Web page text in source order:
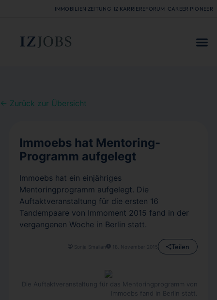
IMMOBILIEN ZEITUNG IZ KARRIEREFORUM CAREER PIONEER
← Zurück zur Übersicht
Immoebs hat Mentoring-
Programm aufgelegt
Immoebs hat ein einjähriges
Mentoringprogramm aufgelegt. Die
Auftaktveranstaltung für die ersten 16
Tandempaare von Immoment 2015 fand in der
vergangenen Woche in Berlin statt.
Sonja Smalian 18. November 2015 Teilen
Die Auftaktveranstaltung für das Mentoringprogramm von
Immoebs fand in Berlin statt.